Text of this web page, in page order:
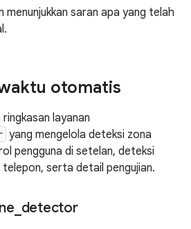
saran apa yang telah
otomatis
layanan
yang mengelola deteksi zona
pengguna di setelan, deteksi
serta detail pengujian.
detector